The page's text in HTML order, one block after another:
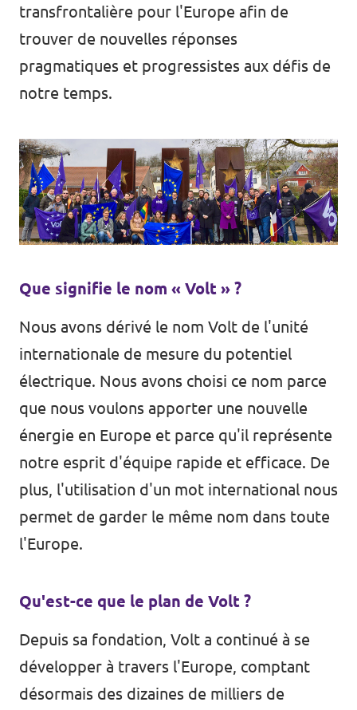
transfrontalière pour l'Europe afin de
trouver de nouvelles réponses
pragmatiques et progressistes aux défis de
notre temps.
Que signifie le nom « Volt » ?
Nous avons dérivé le nom Volt de l'unité
internationale de mesure du potentiel
électrique. Nous avons choisi ce nom parce
que nous voulons apporter une nouvelle
énergie en Europe et parce qu'il représente
notre esprit d'équipe rapide et efficace. De
plus, l'utilisation d'un mot international nous
permet de garder le même nom dans toute
l'Europe.
Qu'est-ce que le plan de Volt ?
Depuis sa fondation, Volt a continué à se
développer à travers l'Europe, comptant
désormais des dizaines de milliers de